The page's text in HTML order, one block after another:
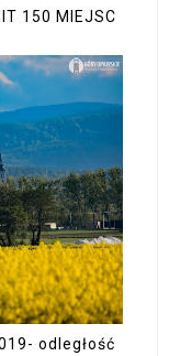
150 MIEJSC
odległość